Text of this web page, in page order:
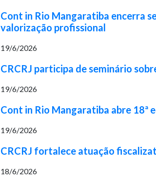
Cont in Rio Mangaratiba encerra
valorização profissional
19/6/2026
CRCRJ participa de seminário
19/6/2026
Cont in Rio Mangaratiba abre
19/6/2026
CRCRJ fortalece atuação
18/6/2026